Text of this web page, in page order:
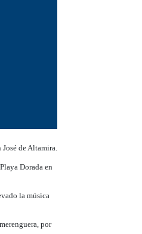
de Altamira.
Dorada en
la música
por